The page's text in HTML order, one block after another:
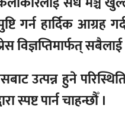
गर्न हार्दिक आग्रह
सबैलाई
उत्पन्न हुने
स्पष्ट पार्न चाहन्छौँ ।